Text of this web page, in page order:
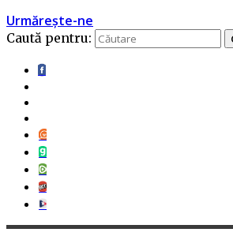
Urmărește-ne
Caută pentru: